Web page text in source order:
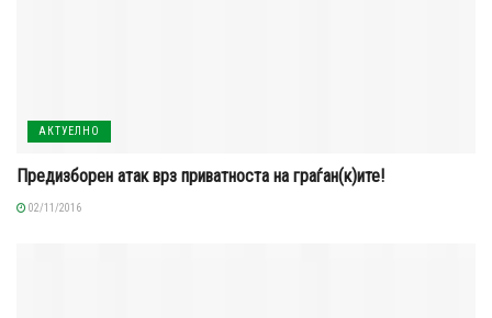
АКТУЕЛНО
Предизборен атак врз приватноста на граѓан(к)ите!
02/11/2016